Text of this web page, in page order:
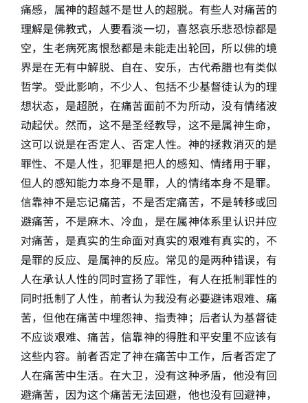
痛感，属神的超越不是世人的超脱。有些人对痛苦的
理解是佛教式，人要看淡一切，喜怒哀乐悲恐惊都是
空，生老病死离恨愁都是未能走出轮回，所以佛的境
界是在无有中解脱、自在、安乐，古代希腊也有类似
哲学。受此影响，不少人、包括不少基督徒认为的理
想状态，是超脱，在痛苦面前不为所动，没有情绪波
动起伏。然而，这不是圣经教导，这不是属神生命，
这可以说是在否定人、否定人性。神的拯救消灭的是
罪性、不是人性，犯罪是把人的感知、情绪用于罪，
但人的感知能力本身不是罪，人的情绪本身不是罪。
信靠神不是忘记痛苦，不是否定痛苦，不是转移或回
避痛苦，不是麻木、冷血，是在属神体系里认识并应
对痛苦，是真实的生命面对真实的艰难有真实的，不
是罪的反应、是属神的反应。常见的是两种错误，有
人在承认人性的同时宣扬了罪性，有人在抵制罪性的
同时抵制了人性，前者认为我没有必要避讳艰难、痛
苦，但他在痛苦中埋怨神、指责神；后者认为基督徒
不应谈艰难、痛苦，信靠神的得胜和平安里不应该有
这些内容。前者否定了神在痛苦中工作，后者否定了
人在痛苦中生活。在大卫，没有这种矛盾，他没有回
避痛苦，因为这个痛苦无法回避，他也没有回避神，